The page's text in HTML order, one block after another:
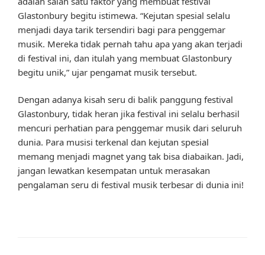
Glastonbury begitu istimewa. “Kejutan spesial selalu
menjadi daya tarik tersendiri bagi para penggemar
musik. Mereka tidak pernah tahu apa yang akan terjadi
di festival ini, dan itulah yang membuat Glastonbury
begitu unik,” ujar pengamat musik tersebut.
Dengan adanya kisah seru di balik panggung festival
Glastonbury, tidak heran jika festival ini selalu berhasil
mencuri perhatian para penggemar musik dari seluruh
dunia. Para musisi terkenal dan kejutan spesial
memang menjadi magnet yang tak bisa diabaikan. Jadi,
jangan lewatkan kesempatan untuk merasakan
pengalaman seru di festival musik terbesar di dunia ini!